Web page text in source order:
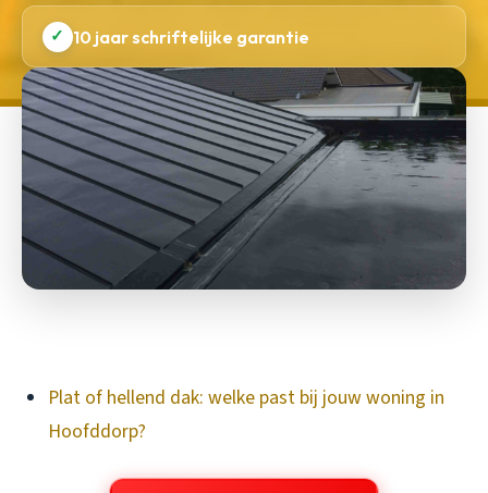
✓ 10 jaar schriftelijke garantie
Plat of hellend dak: welke past bij jouw woning in
Hoofddorp?